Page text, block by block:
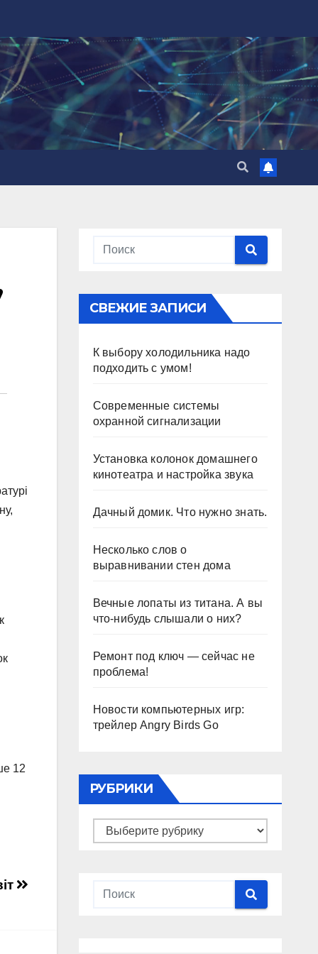
12
СВЕЖИЕ ЗАПИСИ
К выбору холодильника надо
подходить с умом!
Современные системы
охранной сигнализации
Установка колонок домашнего
кинотеатра и настройка звука
Дачный домик. Что нужно знать.
Несколько слов о
выравнивании стен дома
Вечные лопаты из титана. А вы
что-нибудь слышали о них?
Ремонт под ключ — сейчас не
проблема!
Новости компьютерных игр:
трейлер Angry Birds Go
РУБРИКИ
Рубрики